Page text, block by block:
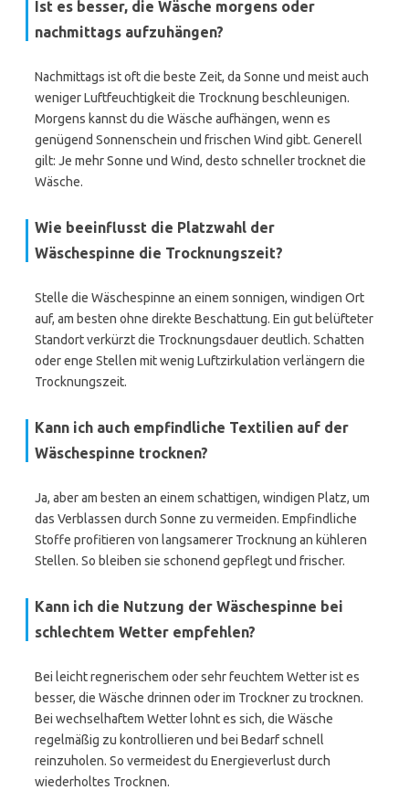
Ist es besser, die Wäsche morgens oder
nachmittags aufzuhängen?
Nachmittags ist oft die beste Zeit, da Sonne und meist auch
weniger Luftfeuchtigkeit die Trocknung beschleunigen.
Morgens kannst du die Wäsche aufhängen, wenn es
genügend Sonnenschein und frischen Wind gibt. Generell
gilt: Je mehr Sonne und Wind, desto schneller trocknet die
Wäsche.
Wie beeinflusst die Platzwahl der
Wäschespinne die Trocknungszeit?
Stelle die Wäschespinne an einem sonnigen, windigen Ort
auf, am besten ohne direkte Beschattung. Ein gut belüfteter
Standort verkürzt die Trocknungsdauer deutlich. Schatten
oder enge Stellen mit wenig Luftzirkulation verlängern die
Trocknungszeit.
Kann ich auch empfindliche Textilien auf der
Wäschespinne trocknen?
Ja, aber am besten an einem schattigen, windigen Platz, um
das Verblassen durch Sonne zu vermeiden. Empfindliche
Stoffe profitieren von langsamerer Trocknung an kühleren
Stellen. So bleiben sie schonend gepflegt und frischer.
Kann ich die Nutzung der Wäschespinne bei
schlechtem Wetter empfehlen?
Bei leicht regnerischem oder sehr feuchtem Wetter ist es
besser, die Wäsche drinnen oder im Trockner zu trocknen.
Bei wechselhaftem Wetter lohnt es sich, die Wäsche
regelmäßig zu kontrollieren und bei Bedarf schnell
reinzuholen. So vermeidest du Energieverlust durch
wiederholtes Trocknen.